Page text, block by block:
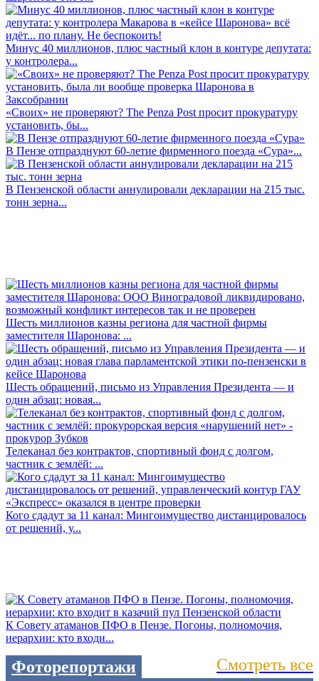
Минус 40 миллионов, плюс частный клон в контуре депутата:
у контролера...
«Своих» не проверяют? The Penza Post просит прокуратуру
установить, бы...
В Пензе отпразднуют 60-летие фирменного поезда «Сура»...
В Пензенской области аннулировали декларации на 215 тыс.
тонн зерна...
Шесть миллионов казны региона для частной фирмы
заместителя Шаронова: ...
Шесть обращений, письмо из Управления Президента — и
один абзац: новая...
Телеканал без контрактов, спортивный фонд с долгом,
частник с землёй: ...
Кого сдадут за 11 канал: Мингоимущество дистанцировалось
от решений, у...
К Совету атаманов ПФО в Пензе. Погоны, полномочия,
иерархии: кто входи...
Фоторепортажи Смотреть все